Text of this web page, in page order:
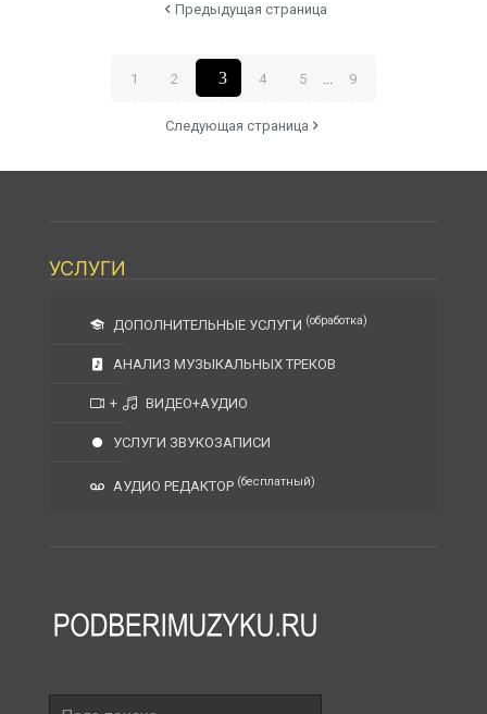
Предыдущая страница
1 2 3 4 5 ... 9
Следующая страница
УСЛУГИ
ДОПОЛНИТЕЛЬНЫЕ УСЛУГИ (обработка)
АНАЛИЗ МУЗЫКАЛЬНЫХ ТРЕКОВ
+ ВИДЕО+АУДИО
УСЛУГИ ЗВУКОЗАПИСИ
АУДИО РЕДАКТОР (бесплатный)